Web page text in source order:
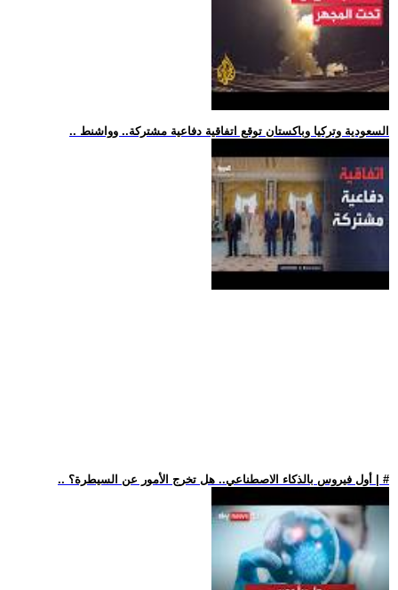
.. السعودية وتركيا وباكستان توقع اتفاقية دفاعية مشتركة.. وواشنط
.. أول فيروس بالذكاء الاصطناعي.. هل تخرج الأمور عن السيطرة؟ | #